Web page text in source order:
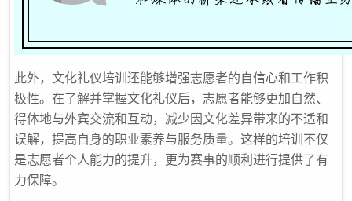
此外，文化礼仪培训还能够增强志愿者的自信心和工作积
极性。在了解并掌握文化礼仪后，志愿者能够更加自然、
得体地与外宾交流和互动，减少因文化差异带来的不适和
误解，提高自身的职业素养与服务质量。这样的培训不仅
是志愿者个人能力的提升，更为赛事的顺利进行提供了有
力保障。